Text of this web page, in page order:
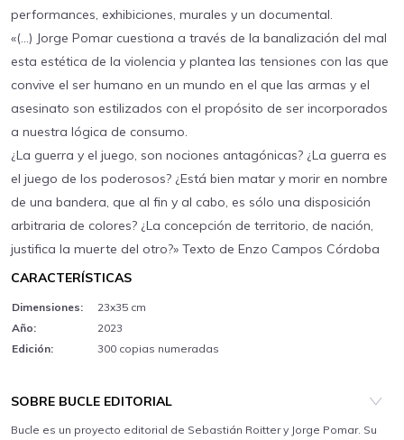
performances, exhibiciones, murales y un documental.
«(…) Jorge Pomar cuestiona a través de la banalización del mal
esta estética de la violencia y plantea las tensiones con las que
convive el ser humano en un mundo en el que las armas y el
asesinato son estilizados con el propósito de ser incorporados
a nuestra lógica de consumo.
¿La guerra y el juego, son nociones antagónicas? ¿La guerra es
el juego de los poderosos? ¿Está bien matar y morir en nombre
de una bandera, que al fin y al cabo, es sólo una disposición
arbitraria de colores? ¿La concepción de territorio, de nación,
justifica la muerte del otro?» Texto de Enzo Campos Córdoba
CARACTERÍSTICAS
Dimensiones:
23x35 cm
Año:
2023
Edición:
300 copias numeradas
SOBRE BUCLE EDITORIAL
Bucle es un proyecto editorial de Sebastián Roitter y Jorge Pomar. Su